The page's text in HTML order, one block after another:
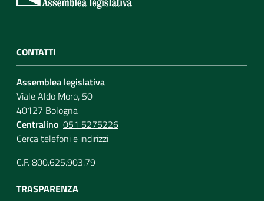
CONTATTI
Assemblea legislativa
Viale Aldo Moro, 50
40127 Bologna
Centralino 051 5275226
Cerca telefoni e indirizzi
C.F. 800.625.903.79
TRASPARENZA